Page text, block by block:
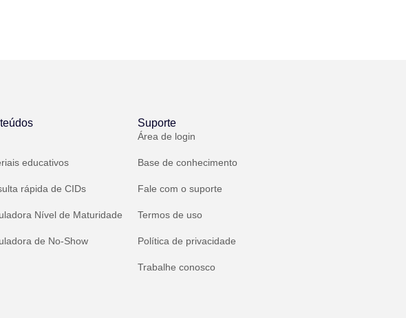
educativos
rápida de CIDs
Nível de Maturidade
de No-Show
Suporte
Área de login
Base de conhecimento
Fale com o suporte
Termos de uso
Política de privacidade
Trabalhe conosco